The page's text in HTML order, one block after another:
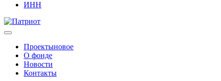
ИНН
Проектыновое
О фонде
Новости
Контакты